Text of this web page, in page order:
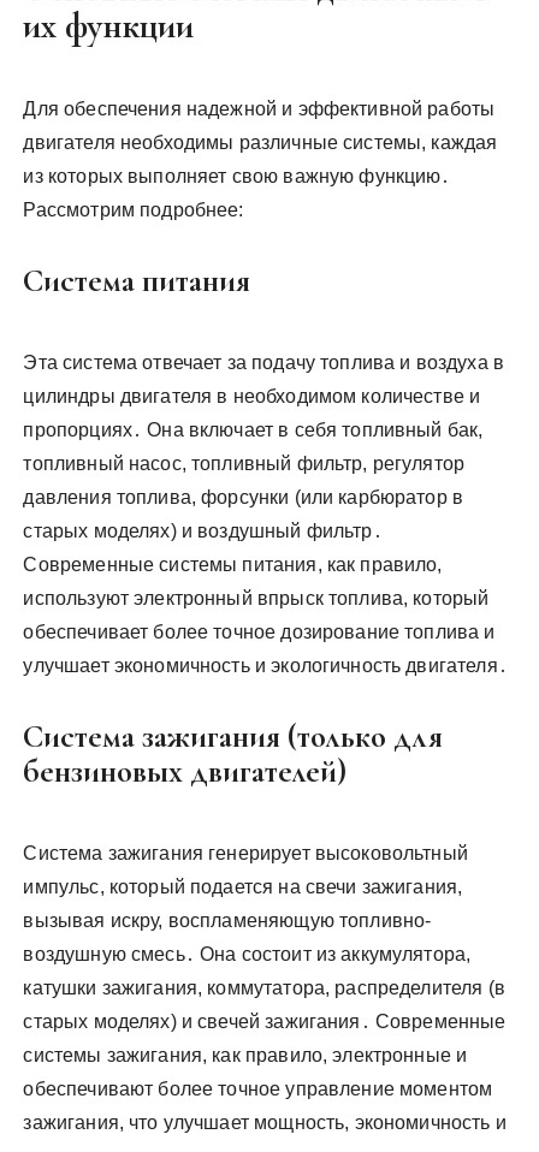
их функции
Для обеспечения надежной и эффективной работы
двигателя необходимы различные системы, каждая
из которых выполняет свою важную функцию․
Рассмотрим подробнее:
Система питания
Эта система отвечает за подачу топлива и воздуха в
цилиндры двигателя в необходимом количестве и
пропорциях․ Она включает в себя топливный бак,
топливный насос, топливный фильтр, регулятор
давления топлива, форсунки (или карбюратор в
старых моделях) и воздушный фильтр․
Современные системы питания, как правило,
используют электронный впрыск топлива, который
обеспечивает более точное дозирование топлива и
улучшает экономичность и экологичность двигателя․
Система зажигания (только для
бензиновых двигателей)
Система зажигания генерирует высоковольтный
импульс, который подается на свечи зажигания,
вызывая искру, воспламеняющую топливно-
воздушную смесь․ Она состоит из аккумулятора,
катушки зажигания, коммутатора, распределителя (в
старых моделях) и свечей зажигания․ Современные
системы зажигания, как правило, электронные и
обеспечивают более точное управление моментом
зажигания, что улучшает мощность, экономичность и